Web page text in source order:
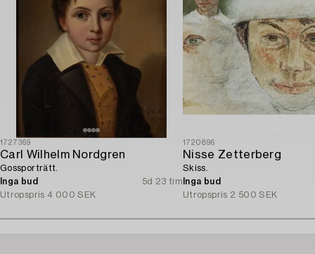
1727369
Carl Wilhelm Nordgren
Gossporträtt.
Inga bud
5d 23 tim
Utropspris 4 000 SEK
1720896
Nisse Zetterberg
Skiss.
Inga bud
Utropspris 2 500 SEK